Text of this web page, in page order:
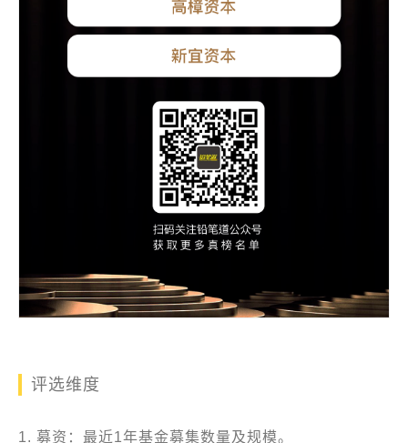
评选维度
1. 募资：最近1年基金募集数量及规模。